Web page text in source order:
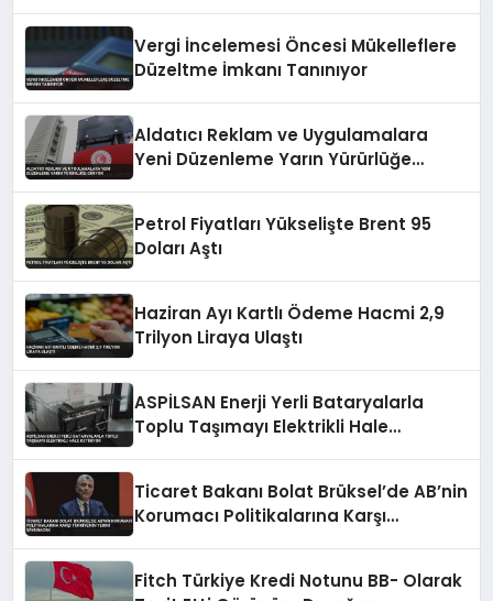
Vergi İncelemesi Öncesi Mükelleflere
Düzeltme İmkanı Tanınıyor
Aldatıcı Reklam ve Uygulamalara
Yeni Düzenleme Yarın Yürürlüğe
Petrol Fiyatları Yükselişte Brent 95
Doları Aştı
Haziran Ayı Kartlı Ödeme Hacmi 2,9
Trilyon Liraya Ulaştı
ASPİLSAN Enerji Yerli Bataryalarla
Toplu Taşımayı Elektrikli Hale
Ticaret Bakanı Bolat Brüksel’de AB’nin
Korumacı Politikalarına Karşı
Fitch Türkiye Kredi Notunu BB- Olarak